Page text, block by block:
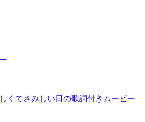
くてさみしい日の歌詞付きムービー